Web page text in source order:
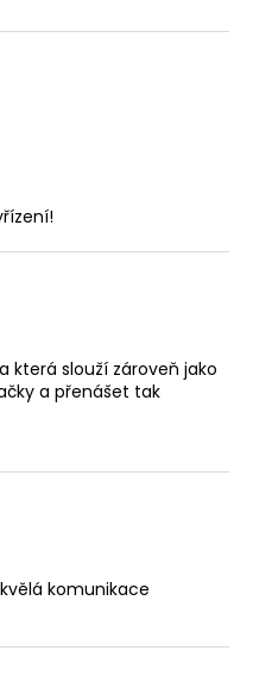
která slouží zároveň jako
a přenášet tak
komunikace